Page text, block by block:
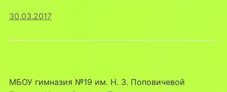
30.03.2017
МБОУ гимназия №19 им. Н. З. Поповичевой